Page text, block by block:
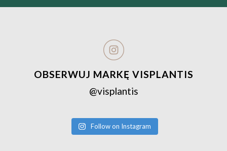
OBSERWUJ MARKĘ VISPLANTIS
@visplantis
Follow on Instagram